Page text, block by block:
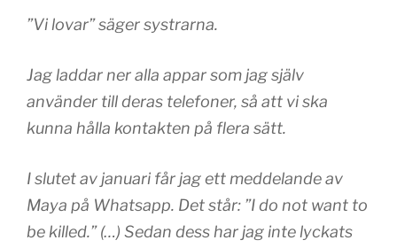
”Vi lovar” säger systrarna.
Jag laddar ner alla appar som jag själv
använder till deras telefoner, så att vi ska
kunna hålla kontakten på flera sätt.
I slutet av januari får jag ett meddelande av
Maya på Whatsapp. Det står: ”I do not want to
be killed.” (…) Sedan dess har jag inte lyckats